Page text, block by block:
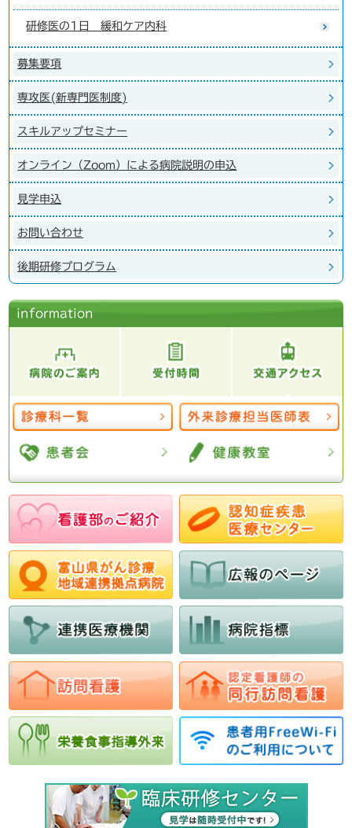
研修医の1日 緩和ケア内科
募集要項
専攻医(新専門医制度)
スキルアップセミナー
オンライン（Zoom）による病院説明の申込
見学申込
お問い合わせ
後期研修プログラム
information